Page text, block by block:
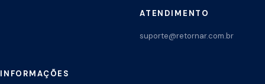
ATENDIMENTO
suporte@retornar.com.br
INFORMAÇÕES